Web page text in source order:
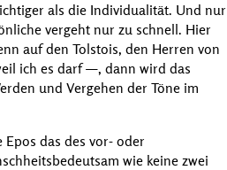
als die Individualität. Und nur
vergeht nur zu schnell. Hier
auf den Tolstois, den Herren von
ich es darf —, dann wird das
und Vergehen der Töne im
Epos das des vor- oder
wie keine zwei